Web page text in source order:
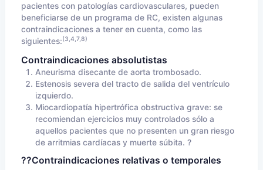
pacientes con patologías cardiovasculares, pueden
beneficiarse de un programa de RC, existen algunas
contraindicaciones a tener en cuenta, como las
siguientes:(3,4,7,8)
Contraindicaciones absolutistas
Aneurisma disecante de aorta trombosado.
Estenosis severa del tracto de salida del ventrículo
izquierdo.
Miocardiopatía hipertrófica obstructiva grave: se
recomiendan ejercicios muy controlados sólo a
aquellos pacientes que no presenten un gran riesgo
de arritmias cardíacas y muerte súbita. ?
??Contraindicaciones relativas o temporales